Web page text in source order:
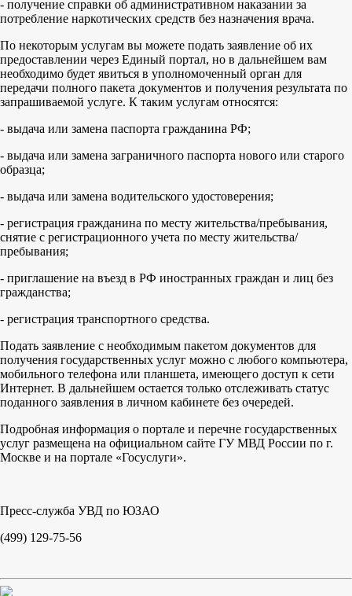
- получение справки об административном наказании за
потребление наркотических средств без назначения врача.
По некоторым услугам вы можете подать заявление об их
предоставлении через Единый портал, но в дальнейшем вам
необходимо будет явиться в уполномоченный орган для
передачи полного пакета документов и получения результата по
запрашиваемой услуге. К таким услугам относятся:
- выдача или замена паспорта гражданина РФ;
- выдача или замена заграничного паспорта нового или старого
образца;
- выдача или замена водительского удостоверения;
- регистрация гражданина по месту жительства/пребывания,
снятие с регистрационного учета по месту жительства/
пребывания;
- приглашение на въезд в РФ иностранных граждан и лиц без
гражданства;
- регистрация транспортного средства.
Подать заявление с необходимым пакетом документов для
получения государственных услуг можно с любого компьютера,
мобильного телефона или планшета, имеющего доступ к сети
Интернет. В дальнейшем остается только отслеживать статус
поданного заявления в личном кабинете без очередей.
Подробная информация о портале и перечне государственных
услуг размещена на официальном сайте ГУ МВД России по г.
Москве и на портале «Госуслуги».
Пресс-служба УВД по ЮЗАО
(499) 129-75-56